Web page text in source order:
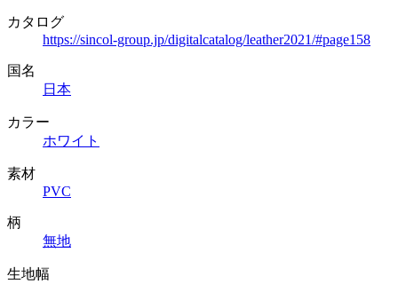
カタログ
https://sincol-group.jp/digitalcatalog/leather2021/#page158
国名
日本
カラー
ホワイト
素材
PVC
柄
無地
生地幅